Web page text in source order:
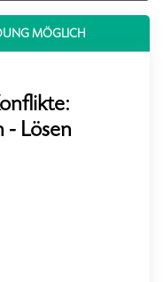
MÖGLICH
- Lösen